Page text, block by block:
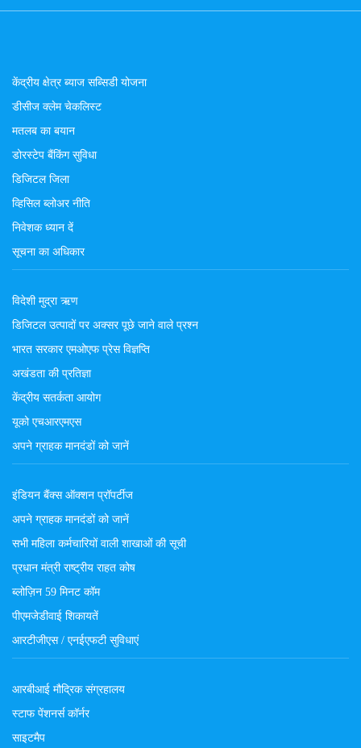
केंद्रीय क्षेत्र ब्याज सब्सिडी योजना
डीसीज क्लेम चेकलिस्ट
मतलब का बयान
डोरस्टेप बैंकिंग सुविधा
डिजिटल जिला
व्हिसिल ब्लोअर नीति
निवेशक ध्यान दें
सूचना का अधिकार
विदेशी मुद्रा ऋण
डिजिटल उत्पादों पर अक्सर पूछे जाने वाले प्रश्न
भारत सरकार एमओएफ प्रेस विज्ञप्ति
अखंडता की प्रतिज्ञा
केंद्रीय सतर्कता आयोग
यूको एचआरएमएस
अपने ग्राहक मानदंडों को जानें
इंडियन बैंक्स ऑक्शन प्रॉपर्टीज
अपने ग्राहक मानदंडों को जानें
सभी महिला कर्मचारियों वाली शाखाओं की सूची
प्रधान मंत्री राष्ट्रीय राहत कोष
ब्लोज़िन 59 मिनट कॉम
पीएमजेडीवाई शिकायतें
आरटीजीएस / एनईएफटी सुविधाएं
आरबीआई मौद्रिक संग्रहालय
स्टाफ पेंशनर्स कॉर्नर
साइटमैप